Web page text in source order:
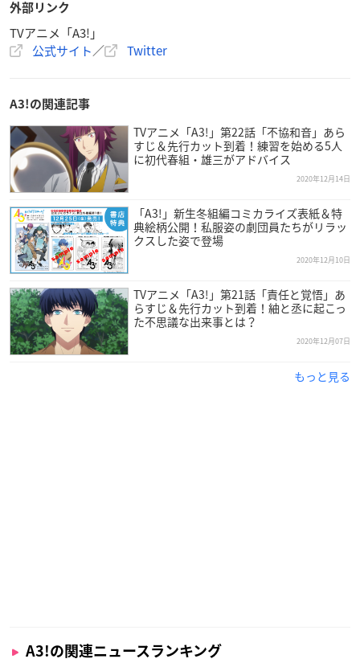
Where I Belong
Step Into Spring
MANKAI Company
I’m the Star
Daily Shadows
You Say I Say
The Manager
Sunday in April
Oil and Water
Celery
Rusty Words
Oh My So High
One for One
I Reject
accel.
MANKAI☆開花宣言 – Ballad Ver.
Timeless Room
[DISC 2]
外部リンク
TVアニメ「A3!」
公式サイト／ Twitter
A3!の関連記事
TVアニメ「A3!」第22話「不協和音」あら
すじ＆先行カット到着！練習を始める5人
に初代春組・雄三がアドバイス
2020年12月14日
「A3!」新生冬組編コミカライズ表紙＆特
典絵柄公開！私服姿の劇団員たちがリラッ
クスした姿で登場
2020年12月10日
TVアニメ「A3!」第21話「責任と覚悟」あ
らすじ＆先行カット到着！紬と丞に起こっ
た不思議な出来事とは？
2020年12月07日
もっと見る
A3!の関連ニュースランキング